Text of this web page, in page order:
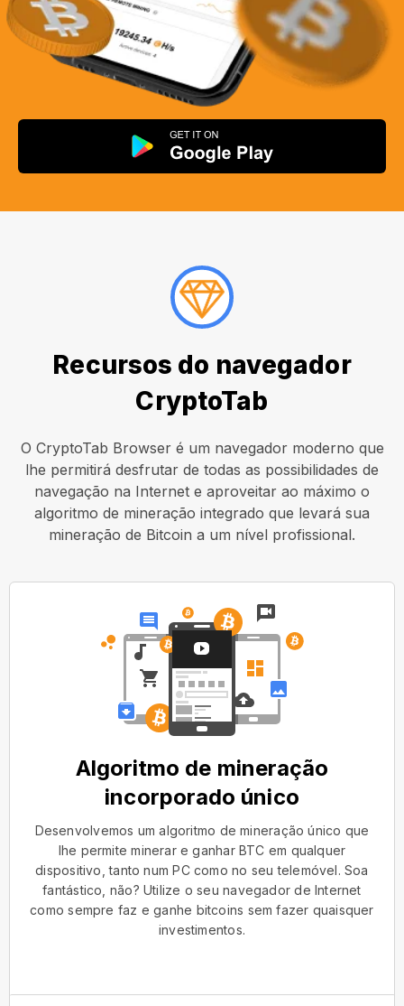
Recursos do navegador
CryptoTab
O CryptoTab Browser é um navegador moderno que
lhe permitirá desfrutar de todas as possibilidades de
navegação na Internet e aproveitar ao máximo o
algoritmo de mineração integrado que levará sua
mineração de Bitcoin a um nível profissional.
Algoritmo de mineração
incorporado único
Desenvolvemos um algoritmo de mineração único que
lhe permite minerar e ganhar BTC em qualquer
dispositivo, tanto num PC como no seu telemóvel. Soa
fantástico, não? Utilize o seu navegador de Internet
como sempre faz e ganhe bitcoins sem fazer quaisquer
investimentos.